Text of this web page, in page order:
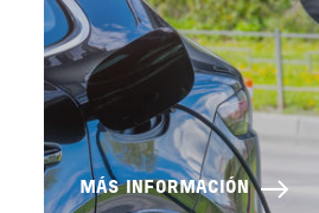
MÁS INFORMACIÓN